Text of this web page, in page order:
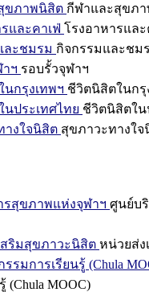
ขภาพนิสิต กีฬาและสุขภ
และคาเฟ่ โรงอาหารและ
ละชมรม กิจกรรมและชม
ฯ รอบรั้วจุฬาฯ
กรุงเทพฯ ชีวิตนิสิตในกรุ
ประเทศไทย ชีวิตนิสิตใน
างใจนิสิต สุขภาวะทางใจ
รสุขภาพแห่งจุฬาฯ ศูนย์บ
สริมสุขภาวะนิสิต หน่วยส่ง
รมการเรียนรู้ (Chula
(Chula MOOC)